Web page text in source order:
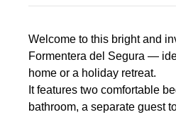
Welcome to this bright and
Formentera del Segura —
home or a holiday retreat.
It features two comfortable
bathroom, a separate guest